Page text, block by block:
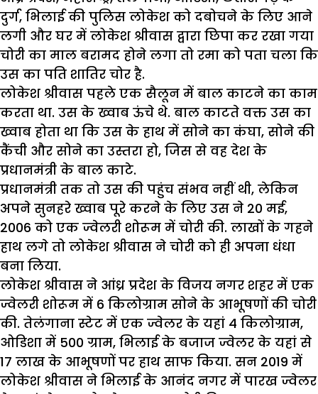
दुर्ग, भिलाई की पुलिस लोकेश को दबोचने के लिए आने
लगी और घर में लोकेश श्रीवास द्वारा छिपा कर रखा गया
चोरी का माल बरामद होने लगा तो रमा को पता चला कि
उस का पति शातिर चोर है.
लोकेश श्रीवास पहले एक सैलून में बाल काटने का काम
करता था. उस के ख्वाब ऊंचे थे. बाल काटते वक्त उस का
ख्वाब होता था कि उस के हाथ में सोने का कंघा, सोने की
कैंची और सोने का उस्तरा हो, जिस से वह देश के
प्रधानमंत्री के बाल काटे.
प्रधानमंत्री तक तो उस की पहुंच संभव नहीं थी, लेकिन
अपने सुनहरे ख्वाब पूरे करने के लिए उस ने 20 मई,
2006 को एक ज्वेलरी शोरूम में चोरी की. लाखों के गहने
हाथ लगे तो लोकेश श्रीवास ने चोरी को ही अपना धंधा
बना लिया.
लोकेश श्रीवास ने आंध्र प्रदेश के विजय नगर शहर में एक
ज्वेलरी शोरूम में 6 किलोग्राम सोने के आभूषणों की चोरी
की. तेलंगाना स्टेट में एक ज्वेलर के यहां 4 किलोग्राम,
ओडिशा में 500 ग्राम, भिलाई के बजाज ज्वेलर के यहां से
17 लाख के आभूषणों पर हाथ साफ किया. सन 2019 में
लोकेश श्रीवास ने भिलाई के आनंद नगर में पारख ज्वेलर